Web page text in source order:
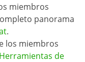
miembros
panorama
.
los miembros
Herramientas de